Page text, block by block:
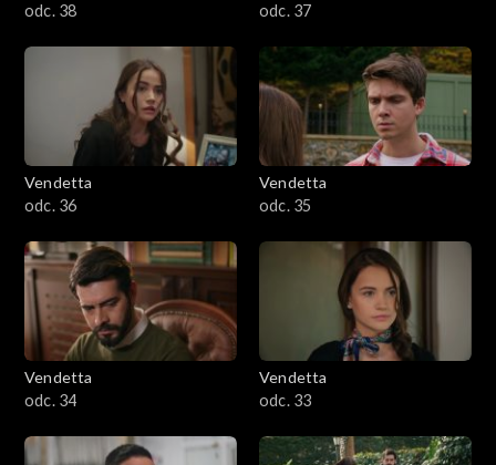
odc. 38
odc. 37
Vendetta
odc. 36
Vendetta
odc. 35
Vendetta
odc. 34
Vendetta
odc. 33